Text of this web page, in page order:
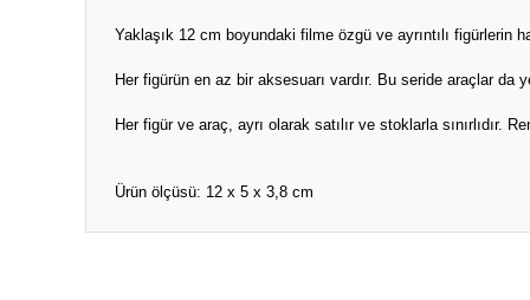
Yaklaşık 12 cm boyundaki filme özgü ve ayrıntılı
Her figürün en az bir aksesuarı vardır. Bu seride araçlar da
Her figür ve araç, ayrı olarak satılır ve stoklarla sınırlıdır.
Ürün ölçüsü: 12 x 5 x 3,8 cm